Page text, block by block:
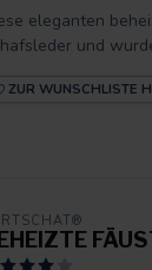
eleganten
und
ZUR WUNSCHLISTE